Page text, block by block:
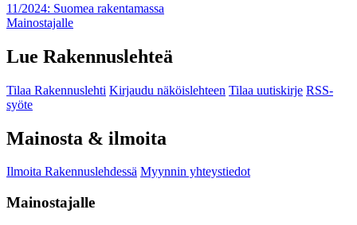
11/2024: Suomea rakentamassa
Mainostajalle
Lue Rakennuslehteä
Tilaa Rakennuslehti Kirjaudu näköislehteen Tilaa uutiskirje RSS-
syöte
Mainosta & ilmoita
Ilmoita Rakennuslehdessä Myynnin yhteystiedot
Mainostajalle